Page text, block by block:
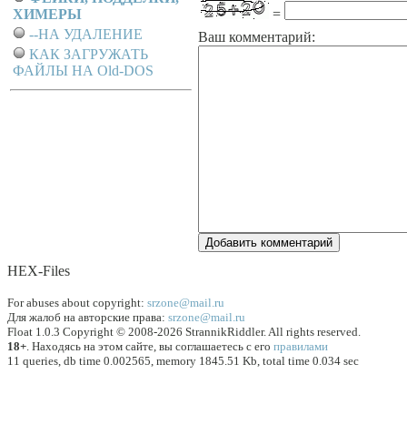
ХИМЕРЫ
--НА УДАЛЕНИЕ
КАК ЗАГРУЖАТЬ
ФАЙЛЫ НА Old-DOS
=
Ваш комментарий:
HEX-Files
For abuses about copyright: srzone@mail.ru
Для жалоб на авторские права: srzone@mail.ru
Float 1.0.3 Copyright © 2008-2026 StrannikRiddler. All rights reserved.
18+. Находясь на этом сайте, вы соглашаетесь с его правилами
11 queries, db time 0.002565, memory 1845.51 Kb, total time 0.034 sec